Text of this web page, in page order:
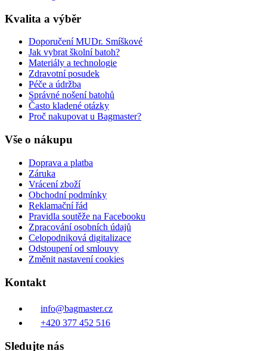
Kvalita a výběr
Doporučení MUDr. Smíškové
Jak vybrat školní batoh?
Materiály a technologie
Zdravotní posudek
Péče a údržba
Správné nošení batohů
Často kladené otázky
Proč nakupovat u Bagmaster?
Vše o nákupu
Doprava a platba
Záruka
Vrácení zboží
Obchodní podmínky
Reklamační řád
Pravidla soutěže na Facebooku
Zpracování osobních údajů
Celopodniková digitalizace
Odstoupení od smlouvy
Změnit nastavení cookies
Kontakt
info@bagmaster.cz
+420 377 452 516
Sledujte nás